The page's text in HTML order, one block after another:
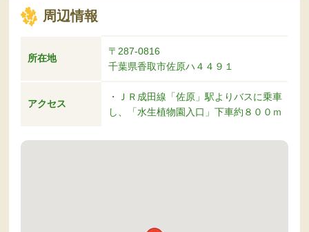
周辺情報
所在地
〒287-0816
千葉県香取市佐原ハ４４９１
アクセス
・ＪＲ成田線「佐原」駅よりバスに乗車
し、「水生植物園入口」下車約８００ｍ